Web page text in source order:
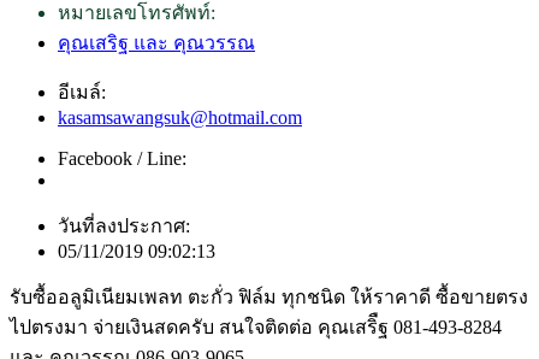
หมายเลขโทรศัพท์:
คุณเสริฐ และ คุณวรรณ
อีเมล์:
kasamsawangsuk@hotmail.com
Facebook / Line:
วันที่ลงประกาศ:
05/11/2019 09:02:13
รับซื้ออลูมิเนียมเพลท ตะกั่ว ฟิล์ม ทุกชนิด ให้ราคาดี ซื้อขายตรง
ไปตรงมา จ่ายเงินสดครับ สนใจติดต่อ คุณเสริืฐ 081-493-8284